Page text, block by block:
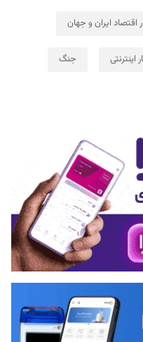
اقتصاد ایران و جهان
جنگ